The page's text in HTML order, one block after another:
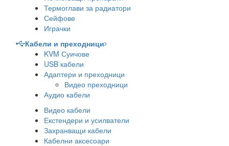
Термоглави за радиатори
Сейфове
Играчки
Кабели и преходници
KVM Суичове
USB кабели
Адаптери и преходници
Видео преходници
Аудио кабели
Видео кабели
Екстендери и усилватели
Захранващи кабели
Кабелни аксесоари